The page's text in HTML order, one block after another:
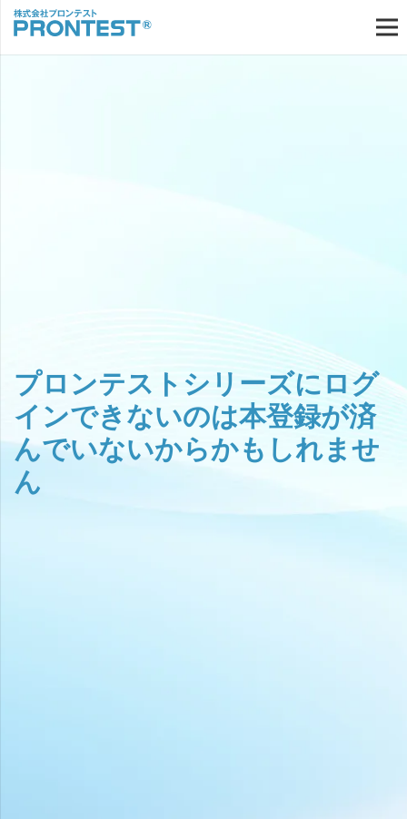
プロンテストシリーズにログ
インできないのは本登録が済
んでいないからかもしれませ
ん